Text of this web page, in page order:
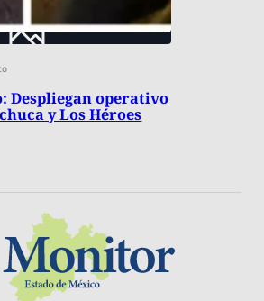
Despliegan operativo
y Los Héroes